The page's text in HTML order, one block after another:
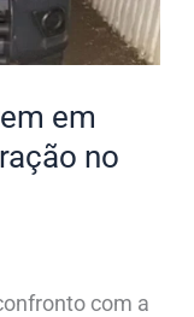
em
no
com a